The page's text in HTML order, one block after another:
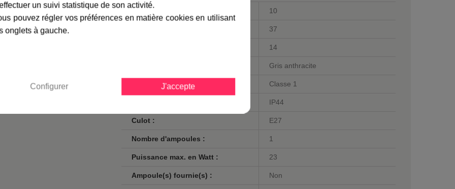
êtes sûr de faire le bon choix.
à votre convenance à
ampoule LED ou à économie
max.
plus de 100 ans, vous
Largeur en cm : 10
37
14
Gris anthracite
Classe 1
IP44
Culot : E27
Nombre d'ampoules : 1
Puissance max. en Watt : 23
Ampoule(s) fournie(s) : Non
un suivi statistique de son activité.
pouvez régler vos préférences en matière cookies en utilisant
onglets à gauche.
Configurer J'accepte